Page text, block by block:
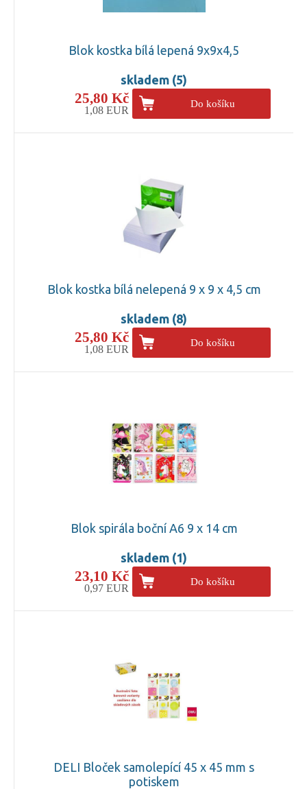
Blok kostka bílá lepená 9x9x4,5
skladem (5)
25,80 Kč
1,08 EUR
Do košíku
Blok kostka bílá nelepená 9 x 9 x 4,5 cm
skladem (8)
25,80 Kč
1,08 EUR
Do košíku
Blok spirála boční A6 9 x 14 cm
skladem (1)
23,10 Kč
0,97 EUR
Do košíku
DELI Bloček samolepící 45 x 45 mm s
potiskem